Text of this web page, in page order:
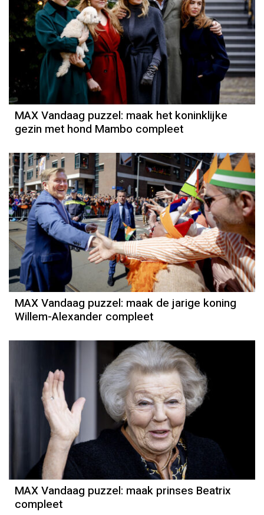
MAX Vandaag puzzel: maak het koninklijke
gezin met hond Mambo compleet
MAX Vandaag puzzel: maak de jarige koning
Willem-Alexander compleet
MAX Vandaag puzzel: maak prinses Beatrix
compleet